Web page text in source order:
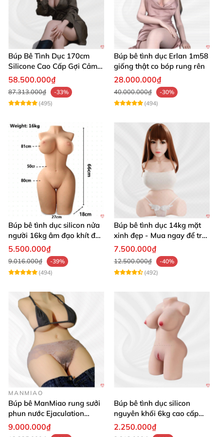
Búp Bê Tình Dục 170cm
Silicone Cao Cấp Gợi Cảm
Giống Thật
58.500.000₫
87.313.000₫
-33%
(495)
Búp bê tình dục Erlan 1m58
giống thật co bóp rung rên
28.000.000₫
40.000.000₫
-30%
(494)
Búp bê tình dục silicon nửa
người 16kg âm đạo khít độn
khung
5.500.000₫
9.016.000₫
-39%
(494)
Búp bê tình dục 14kg mặt
xinh đẹp - Mua ngay để trải
nghiệm
7.500.000₫
12.500.000₫
-40%
(492)
MANMIAO
Búp bê ManMiao rung sưởi
phun nước Ejaculation
Queen chuẩn
9.000.000₫
Búp bê tình dục silicon
nguyên khối 6kg cao cấp
giá rẻ sexy gợi cảm
2.250.000₫